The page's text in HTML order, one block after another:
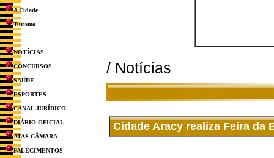
A Cidade
Turismo
NOTÍCIAS
CONCURSOS
SAÚDE
ESPORTES
CANAL JURÍDICO
DIÁRIO OFICIAL
ATAS CÂMARA
FALECIMENTOS
/ Notícias
Cidade Aracy realiza Feira da